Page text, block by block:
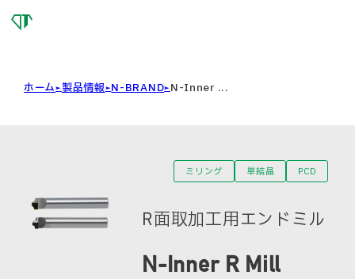
ホーム 製品情報 N-BRAND N-Inner ...
ミリング 単結晶 PCD
R面取加工用エンドミル
N-Inner R Mill